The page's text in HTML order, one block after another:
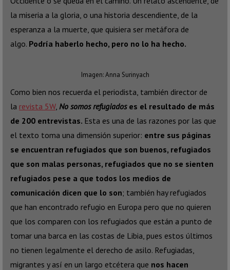
la miseria a la gloria, o una historia descendiente, de la
esperanza a la muerte, que quisiera ser metáfora de
algo. Podría haberlo hecho, pero no lo ha hecho.
Imagen: Anna Surinyach
Como bien nos recuerda el periodista, también director de
la revista 5W, No somos refugiadoses el resultado de más
de 200 entrevistas. Esta es una de las razones por las que
el texto toma una dimensión superior: entre sus páginas
se encuentran refugiados que son buenos, refugiados
que son malas personas, refugiados que no se sienten
refugiados pese a que todos los medios de
comunicación dicen que lo son; también hay refugiados
que han encontrado refugio en Europa pero que no quieren
que los comparen con los refugiados que están a punto de
tomar una barca en las costas de Libia, pues estos últimos
no tienen legalmente el derecho de asilo. Refugiadas,
migrantes y así en un largo etcétera que nos hacen